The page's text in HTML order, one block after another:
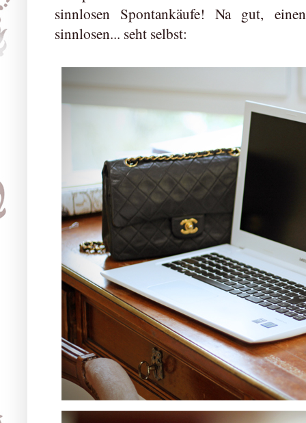
sinnlosen Spontankäufe! Na gut,
sinnlosen... seht selbst: